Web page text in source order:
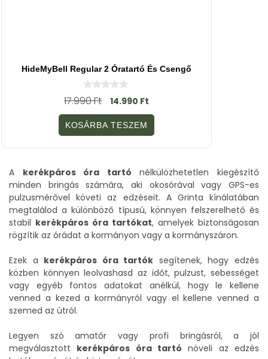
HideMyBell Regular 2 Óratartó És Csengő
0
a
z
5
-
b
ő
17.990Ft 14.990 Ft
KOSÁRBA TESZEM
A kerékpáros óra tartó nélkülözhetetlen kiegészítő
minden bringás számára, aki okosórával vagy GPS-es
pulzusmérővel követi az edzéseit. A Grinta kínálatában
megtalálod a különböző típusú, könnyen felszerelhető és
stabil kerékpáros óra tartókat, amelyek biztonságosan
rögzítik az órádat a kormányon vagy a kormányszáron.
Ezek a kerékpáros óra tartók segítenek, hogy edzés
közben könnyen leolvashasd az időt, pulzust, sebességet
vagy egyéb fontos adatokat anélkül, hogy le kellene
venned a kezed a kormányról vagy el kellene venned a
szemed az útról.
Legyen szó amatőr vagy profi bringásról, a jól
megválasztott kerékpáros óra tartó növeli az edzés